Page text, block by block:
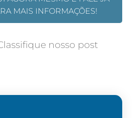
MAIS INFORMAÇÕES!
nosso post